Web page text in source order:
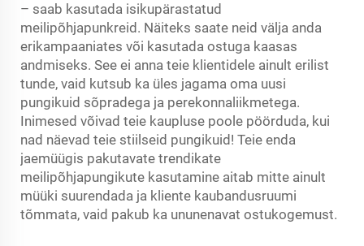
– saab kasutada isikupärastatud
meilipõhjapunkreid. Näiteks saate neid välja anda
erikampaaniates või kasutada ostuga kaasas
andmiseks. See ei anna teie klientidele ainult erilist
tunde, vaid kutsub ka üles jagama oma uusi
pungikuid sõpradega ja perekonnaliikmetega.
Inimesed võivad teie kaupluse poole pöörduda, kui
nad näevad teie stiilseid pungikuid! Teie enda
jaemüügis pakutavate trendikate
meilipõhjapungikute kasutamine aitab mitte ainult
müüki suurendada ja kliente kaubandusruumi
tõmmata, vaid pakub ka ununenavat ostukogemust.